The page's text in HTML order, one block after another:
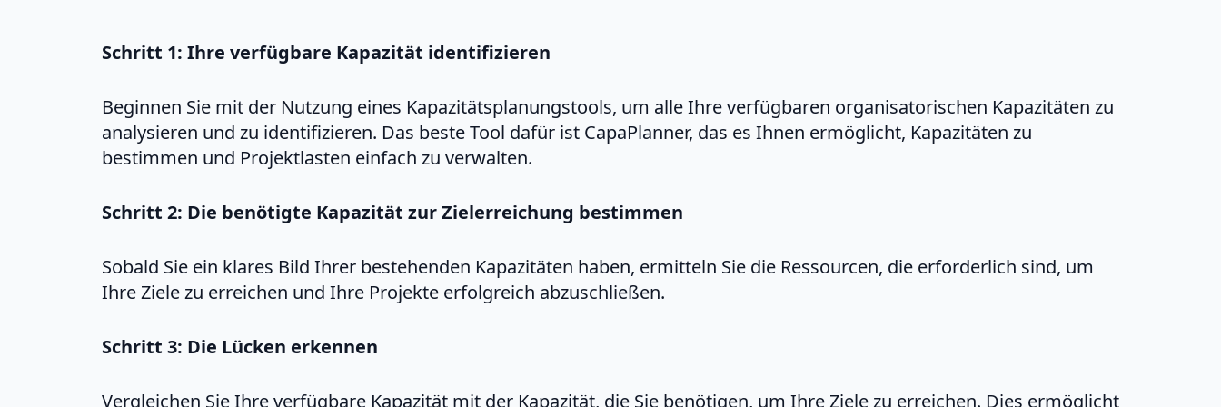
Schritt 1: Ihre verfügbare Kapazität identifizieren
Beginnen Sie mit der Nutzung eines Kapazitätsplanungstools, um alle Ihre verfügbaren organisatorischen Kapazitäten zu
analysieren und zu identifizieren. Das beste Tool dafür ist CapaPlanner, das es Ihnen ermöglicht, Kapazitäten zu
bestimmen und Projektlasten einfach zu verwalten.
Schritt 2: Die benötigte Kapazität zur Zielerreichung bestimmen
Sobald Sie ein klares Bild Ihrer bestehenden Kapazitäten haben, ermitteln Sie die Ressourcen, die erforderlich sind, um
Ihre Ziele zu erreichen und Ihre Projekte erfolgreich abzuschließen.
Schritt 3: Die Lücken erkennen
Vergleichen Sie Ihre verfügbare Kapazität mit der Kapazität, die Sie benötigen, um Ihre Ziele zu erreichen. Dies ermöglicht